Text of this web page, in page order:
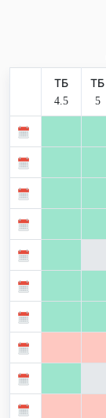
ТБ
4.5
ТБ
5